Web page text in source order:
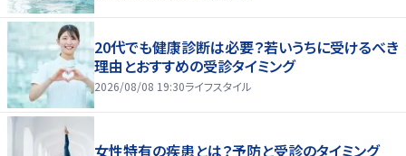
20代でも健康診断は必要？若いうちに受けるべき
理由とおすすめの受診タイミング
2026/08/08 19:30ライフスタイル
女性特有の疾患とは？予防と受診のタイミング